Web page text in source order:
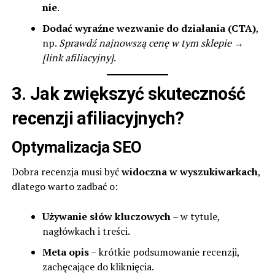
nie.
Dodać wyraźne wezwanie do działania (CTA),
np. Sprawdź najnowszą cenę w tym sklepie →
[link afiliacyjny].
3. Jak zwiększyć skuteczność
recenzji afiliacyjnych?
Optymalizacja SEO
Dobra recenzja musi byćwidoczna w wyszukiwarkach,
dlatego warto zadbać o:
Używanie słów kluczowych– w tytule,
nagłówkach i treści.
Meta opis– krótkie podsumowanie recenzji,
zachęcające do kliknięcia.